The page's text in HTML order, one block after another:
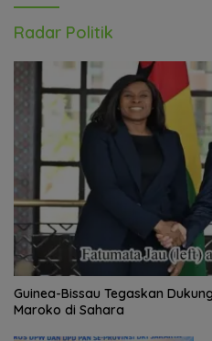
Radar Politik
Guinea-Bissau Tegaskan
Maroko di Sahara